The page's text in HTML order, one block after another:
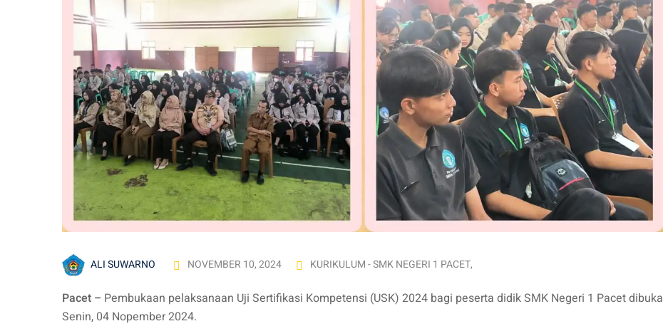
ALI SUWARNO NOVEMBER 10, 2024 KURIKULUM - SMK NEGERI 1 PACET,
Pacet – Pembukaan pelaksanaan Uji Sertifikasi Kompetensi (USK) 2024 bagi peserta didik SMK Negeri 1 Pacet dibuka
Senin, 04 Nopember 2024.